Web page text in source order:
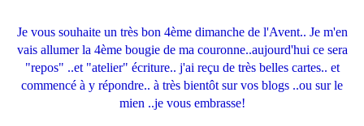
Je vous souhaite un très bon 4ème dimanche de l'Avent.. Je m'en
vais allumer la 4ème bougie de ma couronne..aujourd'hui ce sera
"repos" ..et "atelier" écriture.. j'ai reçu de très belles cartes.. et
commencé à y répondre.. à très bientôt sur vos blogs ..ou sur le
mien ..je vous embrasse!